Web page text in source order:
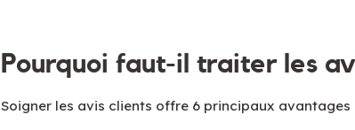
Pourquoi faut-il traiter les
Soigner les avis clients offre 6 principaux avantages